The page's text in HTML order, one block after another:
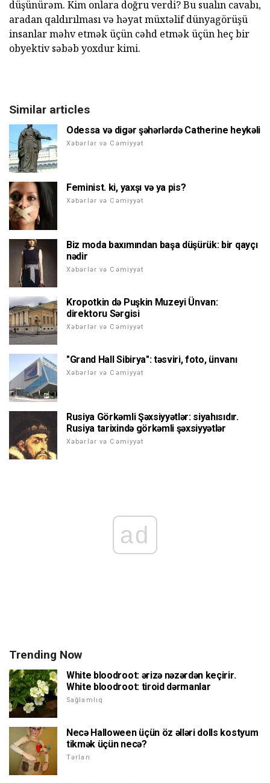
düşünürəm. Kim onlara doğru verdi? Bu sualın cavabı,
aradan qaldırılması və həyat müxtəlif dünyagörüşü
insanlar məhv etmək üçün cəhd etmək üçün heç bir
obyektiv səbəb yoxdur kimi.
Similar articles
Odessa və digər şəhərlərdə Catherine heykəli
Xəbərlər və Cəmiyyət
Feminist. ki, yaxşı və ya pis?
Xəbərlər və Cəmiyyət
Biz moda baxımından başa düşürük: bir qayçı
nədir
Xəbərlər və Cəmiyyət
Kropotkin də Puşkin Muzeyi Ünvan:
direktoru Sərgisi
Xəbərlər və Cəmiyyət
"Grand Hall Sibirya": təsviri, foto, ünvanı
Xəbərlər və Cəmiyyət
Rusiya Görkəmli Şəxsiyyətlər: siyahısıdır.
Rusiya tarixində görkəmli şəxsiyyətlər
Xəbərlər və Cəmiyyət
ad
Trending Now
White bloodroot: ərizə nəzərdən keçirir.
White bloodroot: tiroid dərmanlar
Sağlamlıq
Necə Halloween üçün öz əlləri dolls kostyum
tikmək üçün necə?
Tərlan